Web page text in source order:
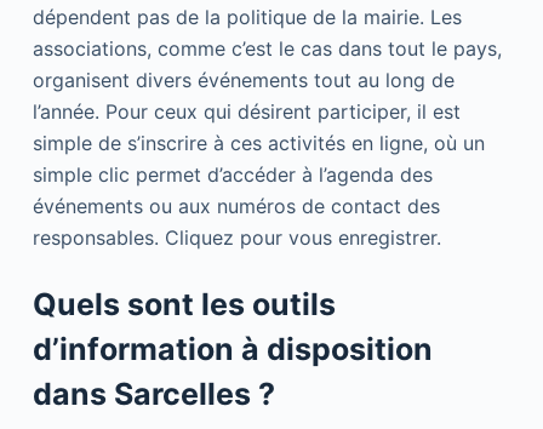
dépendent pas de la politique de la mairie. Les
associations, comme c’est le cas dans tout le pays,
organisent divers événements tout au long de
l’année. Pour ceux qui désirent participer, il est
simple de s’inscrire à ces activités en ligne, où un
simple clic permet d’accéder à l’agenda des
événements ou aux numéros de contact des
responsables. Cliquez pour vous enregistrer.
Quels sont les outils
d’information à disposition
dans Sarcelles ?